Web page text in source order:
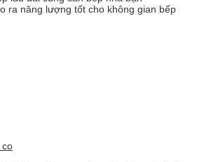
ra năng lượng tốt cho không gian bếp